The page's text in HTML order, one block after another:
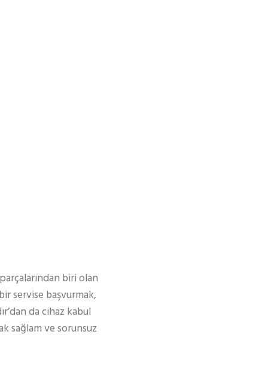
biri olan
servise başvurmak,
da cihaz kabul
sağlam ve sorunsuz